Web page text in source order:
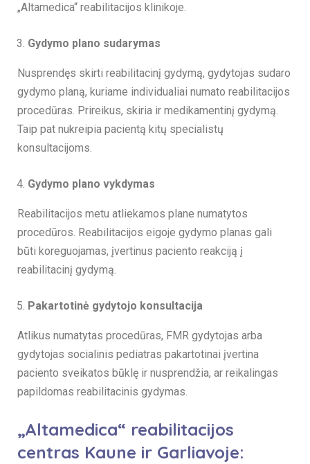
„Altamedica“ reabilitacijos klinikoje.
Gydymo plano sudarymas
Nusprendęs skirti reabilitacinį gydymą, gydytojas sudaro
gydymo planą, kuriame individualiai numato reabilitacijos
procedūras. Prireikus, skiria ir medikamentinį gydymą.
Taip pat nukreipia pacientą kitų specialistų
konsultacijoms.
Gydymo plano vykdymas
Reabilitacijos metu atliekamos plane numatytos
procedūros. Reabilitacijos eigoje gydymo planas gali
būti koreguojamas, įvertinus paciento reakciją į
reabilitacinį gydymą.
Pakartotinė gydytojo konsultacija
Atlikus numatytas procedūras, FMR gydytojas arba
gydytojas socialinis pediatras pakartotinai įvertina
paciento sveikatos būklę ir nusprendžia, ar reikalingas
papildomas reabilitacinis gydymas.
„Altamedica“ reabilitacijos
centras Kaune ir Garliavoje: